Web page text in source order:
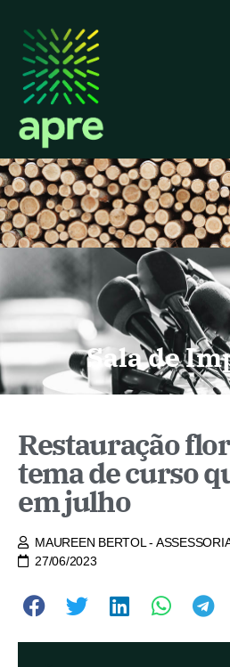
Sala de
Restauração
tema de curso
em julho
MAUREEN BERTOL -
27/06/2023